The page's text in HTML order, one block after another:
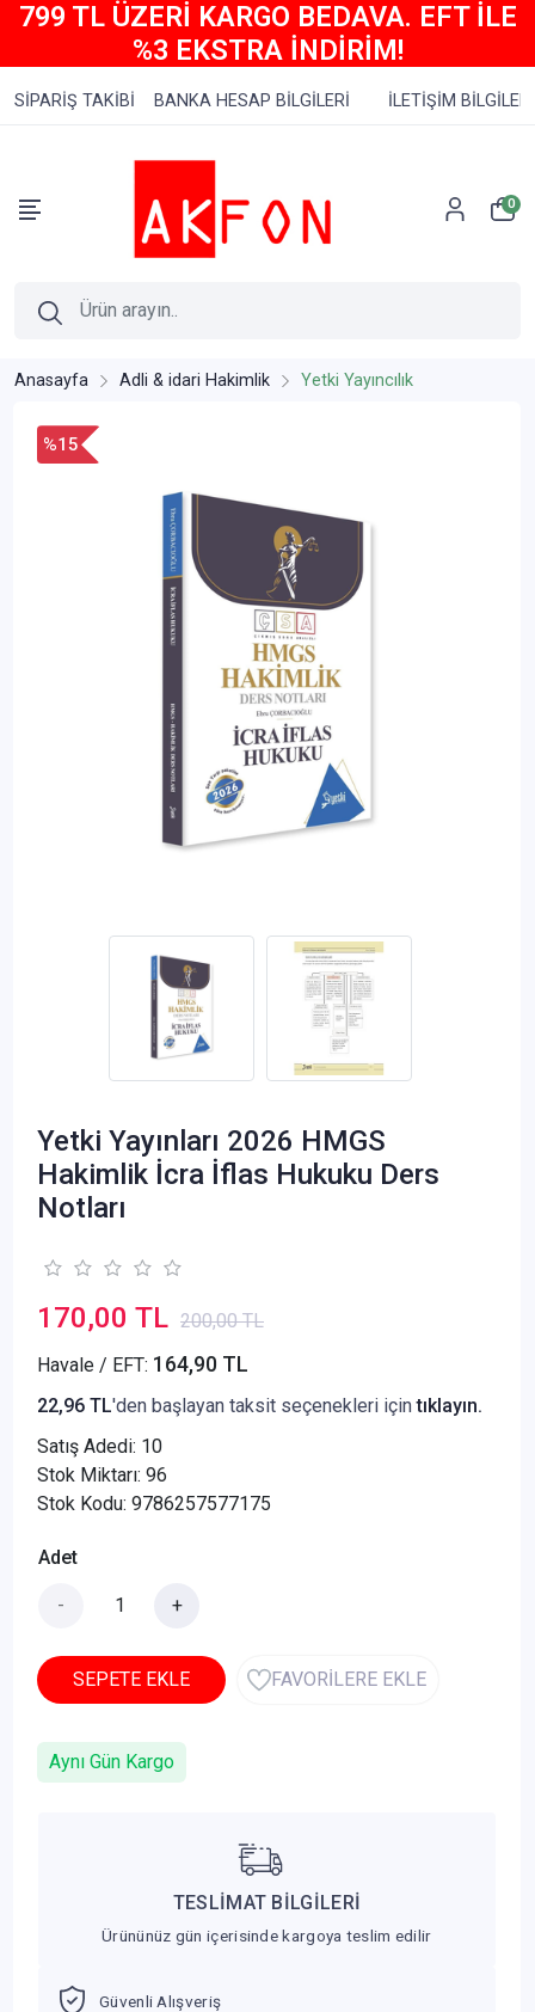
799 TL ÜZERİ KARGO BEDAVA. EFT İLE
%3 EKSTRA İNDİRİM!
SİPARİŞ TAKİBİ BANKA HESAP BİLGİLERİ İLETİŞİM BİLGİLERİ
0
Anasayfa Adli & idari Hakimlik Yetki Yayıncılık
%15
Yetki Yayınları 2026 HMGS
Hakimlik İcra İflas Hukuku Ders
Notları
170,00 TL 200,00 TL
Havale / EFT: 164,90 TL
22,96 TL'den başlayan taksit seçenekleri içintıklayın.
Satış Adedi: 10
Stok Miktarı: 96
Stok Kodu: 9786257577175
Adet
- +
SEPETE EKLE FAVORİLERE EKLE
Aynı Gün Kargo
TESLİMAT BİLGİLERİ
Ürününüz gün içerisinde kargoya teslim edilir
Güvenli Alışveriş